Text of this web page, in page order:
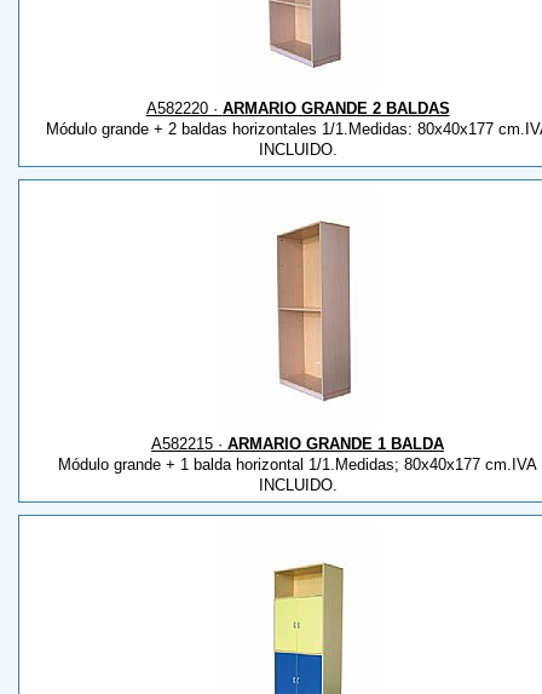
A582220 · ARMARIO GRANDE 2 BALDAS
Módulo grande + 2 baldas horizontales 1/1.Medidas: 80x40x177
INCLUIDO.
A582215 · ARMARIO GRANDE 1 BALDA
Módulo grande + 1 balda horizontal 1/1.Medidas; 80x40x177 cm.IVA
INCLUIDO.